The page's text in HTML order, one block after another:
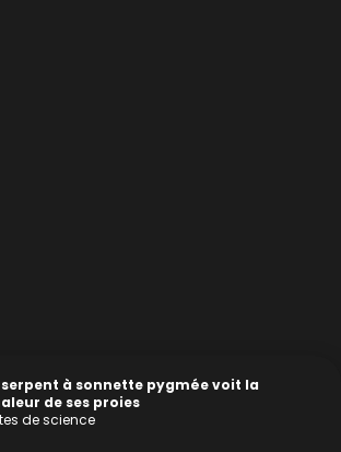
serpent à sonnette pygmée voit la
de ses proies
de science